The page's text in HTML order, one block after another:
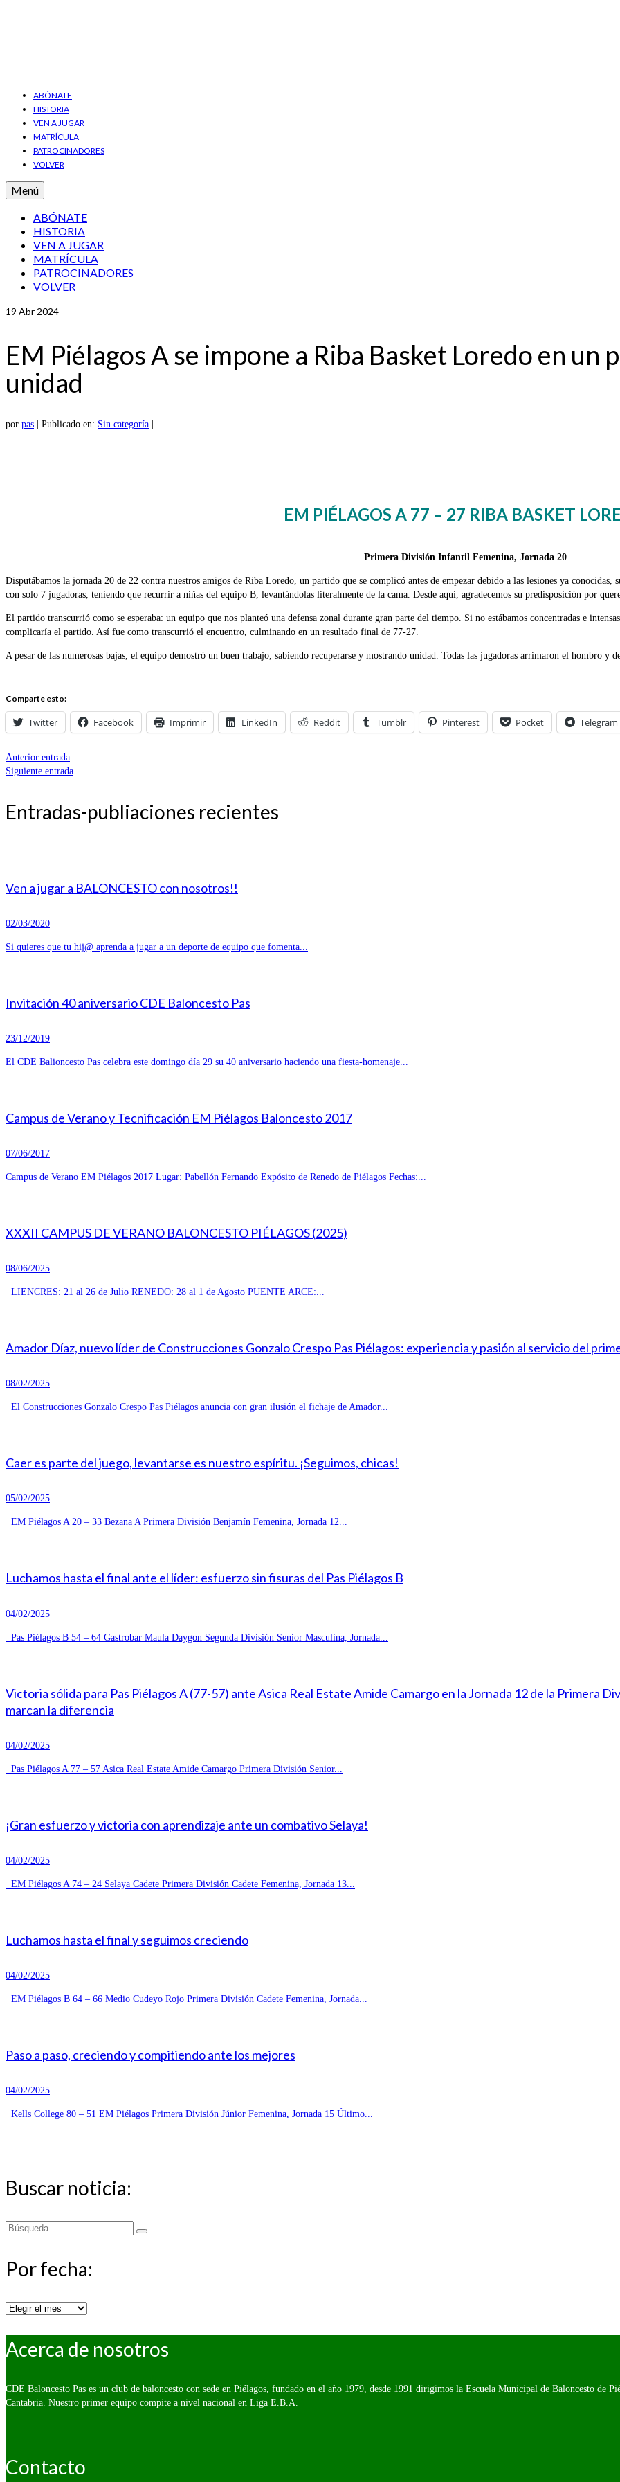
ABÓNATE
HISTORIA
VEN A JUGAR
MATRÍCULA
PATROCINADORES
VOLVER
Menú
ABÓNATE
HISTORIA
VEN A JUGAR
MATRÍCULA
PATROCINADORES
VOLVER
19 Abr 2024
EM Piélagos A se impone a Riba Basket Loredo en un
unidad
por pas Publicado en: Sin categoría
EM PIÉLAGOS A 77 – 27 RIBA BASKET
Primera División Infantil Femenina, Jornada 20
Disputábamos la jornada 20 de 22 contra nuestros amigos de Riba Loredo, un partido que se complicó antes de empezar debido a las lesiones ya
con solo 7 jugadoras, teniendo que recurrir a niñas del equipo B, levantándolas literalmente de la cama. Desde aquí, agradecemos su predisposición por
El partido transcurrió como se esperaba: un equipo que nos planteó una defensa zonal durante gran parte del tiempo. Si no estábamos concentradas e
complicaría el partido. Así fue como transcurrió el encuentro, culminando en un resultado final de 77-27.
A pesar de las numerosas bajas, el equipo demostró un buen trabajo, sabiendo recuperarse y mostrando unidad. Todas las jugadoras arrimaron el hombro
Comparte esto:
Twitter Facebook Imprimir LinkedIn Reddit Tumblr Pinterest Pocket Telegram
Anterior entrada
Siguiente entrada
Entradas-publiaciones recientes
Ven a jugar a BALONCESTO con nosotros!!
02/03/2020
Si quieres que tu hij@ aprenda a jugar a un deporte de equipo que fomenta...
Invitación 40 aniversario CDE Baloncesto Pas
23/12/2019
El CDE Balioncesto Pas celebra este domingo día 29 su 40 aniversario haciendo una fiesta-homenaje...
Campus de Verano y Tecnificación EM Piélagos Baloncesto 2017
07/06/2017
Campus de Verano EM Piélagos 2017 Lugar: Pabellón Fernando Expósito de Renedo de Piélagos Fechas:...
XXXII CAMPUS DE VERANO BALONCESTO PIÉLAGOS (2025)
08/06/2025
LIENCRES: 21 al 26 de Julio RENEDO: 28 al 1 de Agosto PUENTE ARCE:...
Amador Díaz, nuevo líder de Construcciones Gonzalo Crespo Pas Piélagos: experiencia y pasión al servicio del
08/02/2025
El Construcciones Gonzalo Crespo Pas Piélagos anuncia con gran ilusión el fichaje de Amador...
Caer es parte del juego, levantarse es nuestro espíritu. ¡Seguimos, chicas!
05/02/2025
EM Piélagos A 20 – 33 Bezana A Primera División Benjamín Femenina, Jornada 12...
Luchamos hasta el final ante el líder: esfuerzo sin fisuras del Pas Piélagos B
04/02/2025
Pas Piélagos B 54 – 64 Gastrobar Maula Daygon Segunda División Senior Masculina, Jornada...
Victoria sólida para Pas Piélagos A (77-57) ante Asica Real Estate Amide Camargo en la Jornada 12 de la Primera
marcan la diferencia
04/02/2025
Pas Piélagos A 77 – 57 Asica Real Estate Amide Camargo Primera División Senior...
¡Gran esfuerzo y victoria con aprendizaje ante un combativo Selaya!
04/02/2025
EM Piélagos A 74 – 24 Selaya Cadete Primera División Cadete Femenina, Jornada 13...
Luchamos hasta el final y seguimos creciendo
04/02/2025
EM Piélagos B 64 – 66 Medio Cudeyo Rojo Primera División Cadete Femenina, Jornada...
Paso a paso, creciendo y compitiendo ante los mejores
04/02/2025
Kells College 80 – 51 EM Piélagos Primera División Júnior Femenina, Jornada 15 Último...
Buscar noticia:
Buscar
Por fecha:
Por
Acerca de nosotros
CDE Baloncesto Pas es un club de baloncesto con sede en Piélagos, fundado en el año 1979, desde 1991 dirigimos la Escuela Municipal de Baloncesto de
Cantabria. Nuestro primer equipo compite a nivel nacional en Liga E.B.A.
Contacto